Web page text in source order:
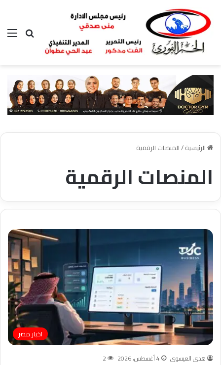
بحث عن
الرئيسية/المنصات الرقمية
المنصات الرقمية
اخبار مصر
هدى العيسوى 4 أغسطس، 2026 2